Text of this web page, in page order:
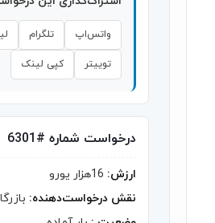
واتس‌اپ تلگرام
توییتر کپی لینک
درخواست شماره #6301
ارزش:
نقش درخواست‌دهنده: